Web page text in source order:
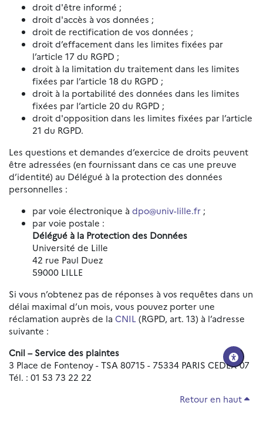
droit d'être informé ;
droit d'accès à vos données ;
droit de rectification de vos données ;
droit d’effacement dans les limites fixées par
l’article 17 du RGPD ;
droit à la limitation du traitement dans les limites
fixées par l’article 18 du RGPD ;
droit à la portabilité des données dans les limites
fixées par l’article 20 du RGPD ;
droit d'opposition dans les limites fixées par l’article
21 du RGPD.
Les questions et demandes d’exercice de droits peuvent
être adressées (en fournissant dans ce cas une preuve
d’identité) au Délégué à la protection des données
personnelles :
par voie électronique à dpo@univ-lille.fr ;
par voie postale :
Délégué à la Protection des Données
Université de Lille
42 rue Paul Duez
59000 LILLE
Si vous n’obtenez pas de réponses à vos requêtes dans un
délai maximal d’un mois, vous pouvez porter une
réclamation auprès de la CNIL (RGPD, art. 13) à l’adresse
suivante :
Cnil – Service des plaintes
3 Place de Fontenoy - TSA 80715 - 75334 PARIS CEDEX 07
Tél. : 01 53 73 22 22
Retour en haut